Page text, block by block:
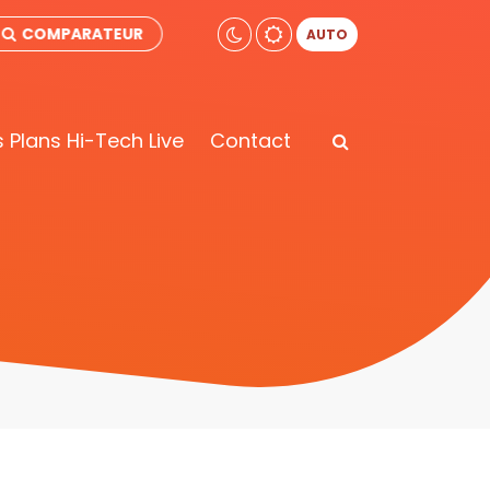
COMPARATEUR AUTO
Plans Hi-Tech Live Contact